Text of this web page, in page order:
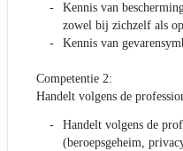
Kennis van
zowel bij zichzelf als
Kennis van
Competentie 2:
Handelt volgens de
Handelt volgens de
(beroepsgeheim,